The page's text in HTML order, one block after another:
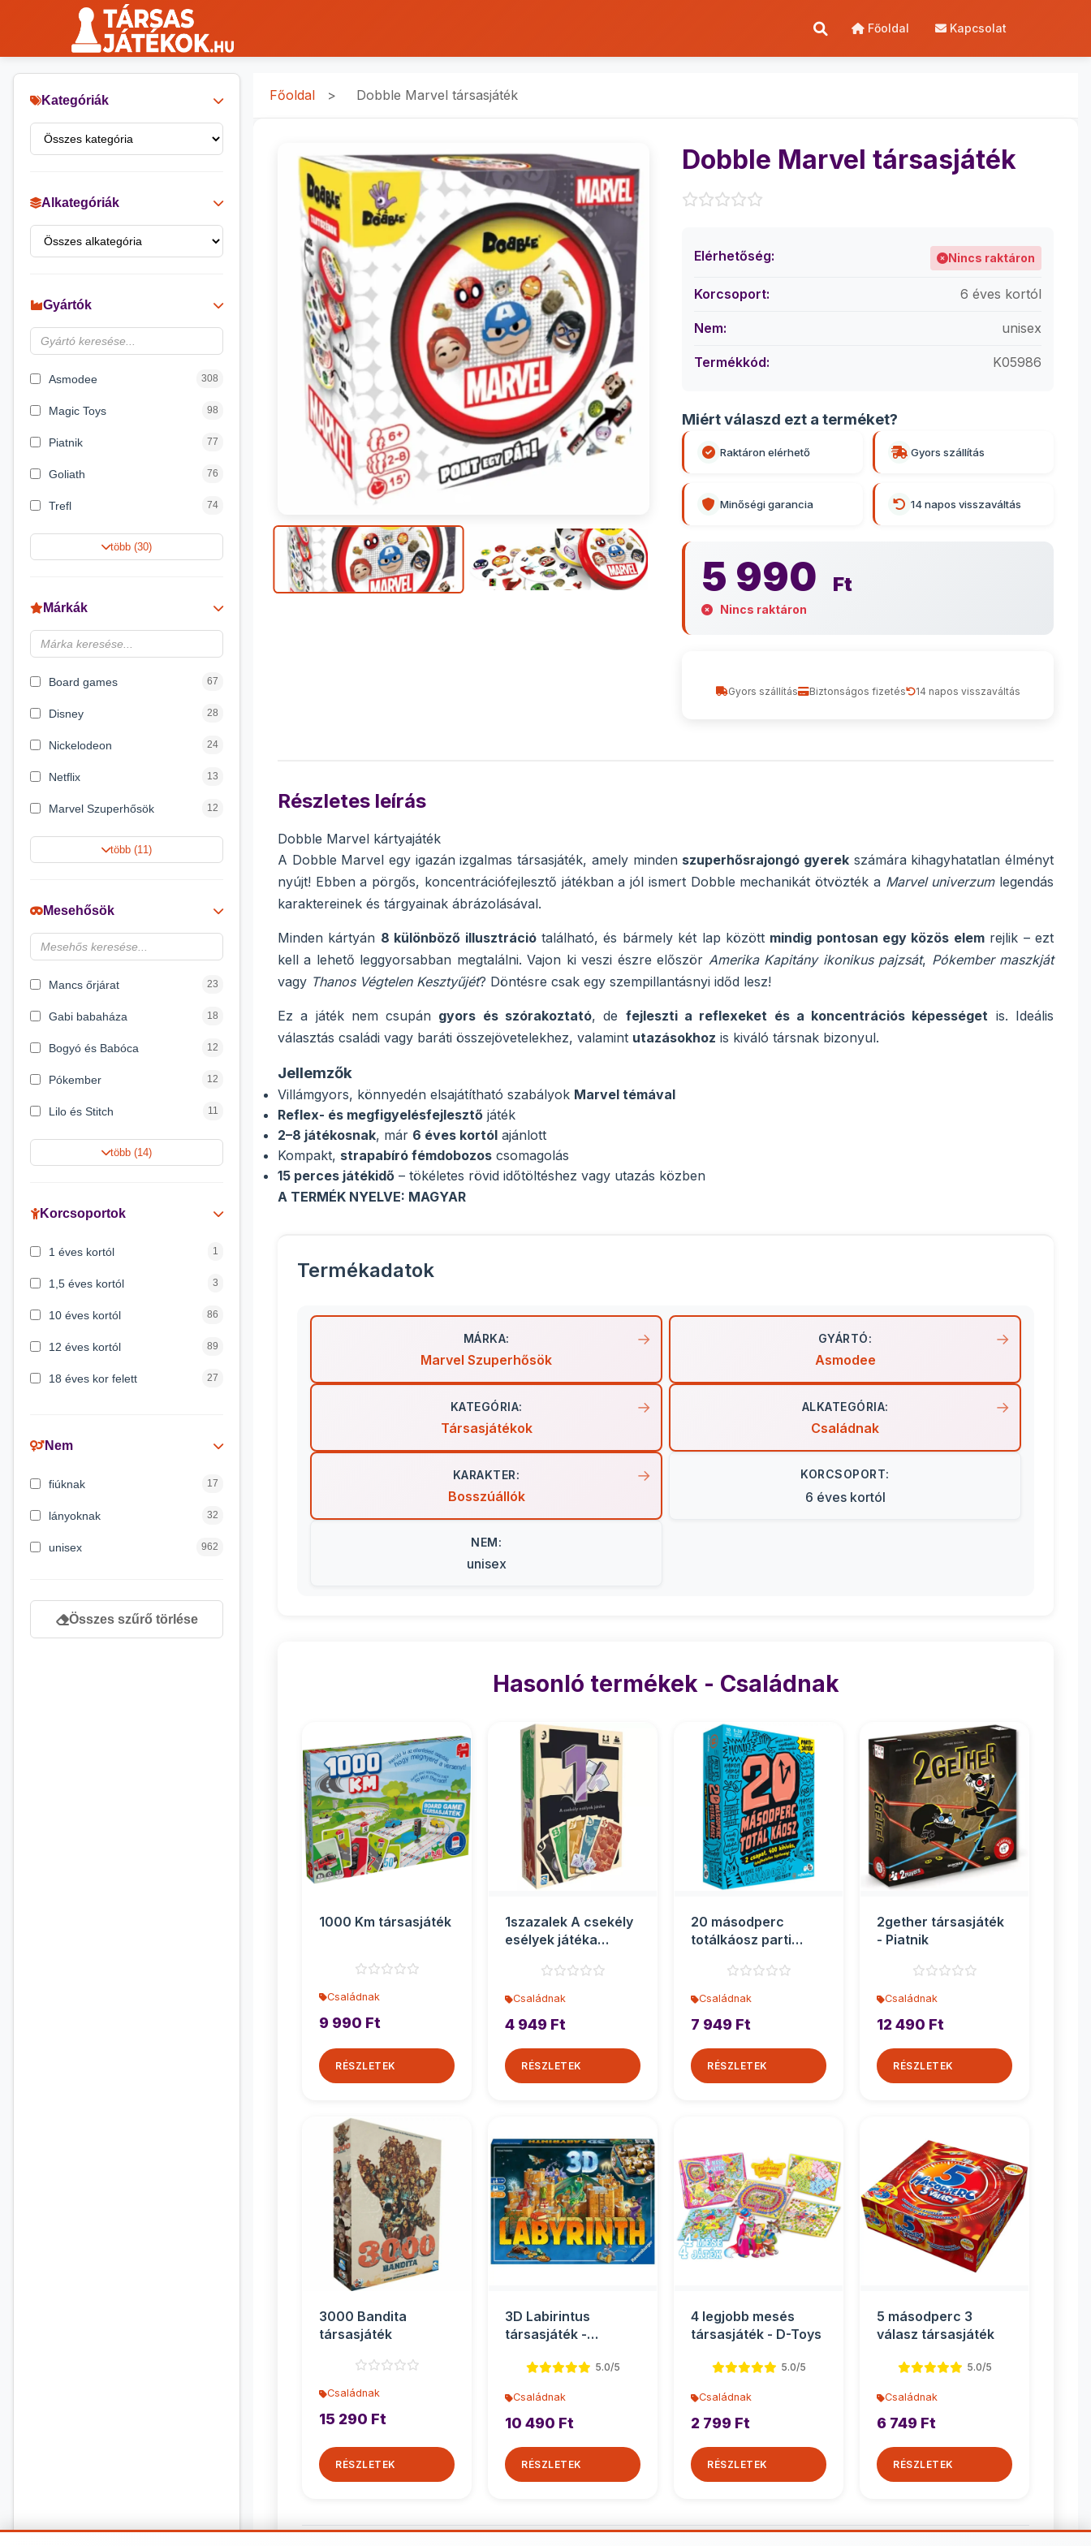
Főoldal Kapcsolat
Kategóriák
Alkategóriák
Gyártók
Asmodee 308
Magic Toys 98
Piatnik 77
Goliath 76
Trefl 74
Keller&Mayer 60
Spin Master
Delta Vision 28
több (30)
Márkák
Board games 67
Disney 28
Nickelodeon 24
Netflix 13
Marvel Szuperhősök 12
Rubik bűvös kocka 10
Noris
Disney hercegnők 6
több (11)
Mesehősök
Mancs őrjárat 23
Gabi babaháza 18
Bogyó és Babóca 12
Pókember 12
Lilo és Stitch 11
Jégvarázs 9
Peppa malac
több (14)
Korcsoportok
1 éves kortól 1
1,5 éves kortól 3
10 éves kortól 86
12 éves kortól 89
18 éves kor felett 27
3 éves kortól 200
7 éves kortól 53
Nem
fiúknak 17
lányoknak 32
unisex 962
Összes szűrő törlése
Főoldal > Dobble Marvel társasjáték
Dobble Marvel társasjáték
Elérhetőség: Nincs raktáron
Korcsoport: 6 éves kortól
Nem: unisex
Termékkód: K05986
Miért válaszd ezt a terméket?
Raktáron elérhető Gyors szállítás
Minőségi garancia 14 napos visszaváltás
5 990 Ft
Nincs raktáron
Gyors szállítás Biztonságos fizetés 14 napos visszaváltás
Részletes leírás
Dobble Marvel kártyajáték
A Dobble Marvel egy igazán izgalmas társasjáték, amely minden szuperhősrajongó gyerekszámára kihagyhatatlan élményt
nyújt! Ebben a pörgős, koncentrációfejlesztő játékban a jól ismert Dobble mechanikát ötvözték a Marvel univerzumlegendás
karaktereinek és tárgyainak ábrázolásával.
Minden kártyán 8 különböző illusztrációtalálható, és bármely két lap között mindig pontosan egy közös elemrejlik – ezt
kell a lehető leggyorsabban megtalálni. Vajon ki veszi észre először Amerika Kapitány ikonikus pajzsát, Pókember maszkját
vagy Thanos Végtelen Kesztyűjét? Döntésre csak egy szempillantásnyi időd lesz!
Ez a játék nem csupán gyors és szórakoztató, de fejleszti a reflexeket és a koncentrációs képességet is. Ideális
választás családi vagy baráti összejövetelekhez, valamint utazásokhoz is kiváló társnak bizonyul.
Jellemzők
Villámgyors, könnyedén elsajátítható szabályok Marvel témával
Reflex- és megfigyelésfejlesztő játék
2–8 játékosnak, már 6 éves kortól ajánlott
Kompakt, strapabíró fémdobozos csomagolás
15 perces játékidő – tökéletes rövid időtöltéshez vagy utazás közben
A TERMÉK NYELVE: MAGYAR
Termékadatok
MÁRKA:
Marvel Szuperhősök
GYÁRTÓ:
Asmodee
KATEGÓRIA:
Társasjátékok
ALKATEGÓRIA:
Családnak
KARAKTER:
Bosszúállók
KORCSOPORT:
6 éves kortól
NEM:
unisex
Hasonló termékek - Családnak
1000 Km társasjáték
Családnak
9 990 Ft
RÉSZLETEK
1szazalek A csekély
esélyek játéka
Családnak
4 949 Ft
RÉSZLETEK
20 másodperc
totálkáosz parti
Családnak
7 949 Ft
RÉSZLETEK
2gether társasjáték
- Piatnik
Családnak
12 490 Ft
RÉSZLETEK
3000 Bandita
társasjáték
Családnak
15 290 Ft
RÉSZLETEK
3D Labirintus
társasjáték -
5.0/5
Családnak
10 490 Ft
RÉSZLETEK
4 legjobb mesés
társasjáték - D-Toys
5.0/5
Családnak
2 799 Ft
RÉSZLETEK
5 másodperc 3
válasz társasjáték
5.0/5
Családnak
6 749 Ft
RÉSZLETEK